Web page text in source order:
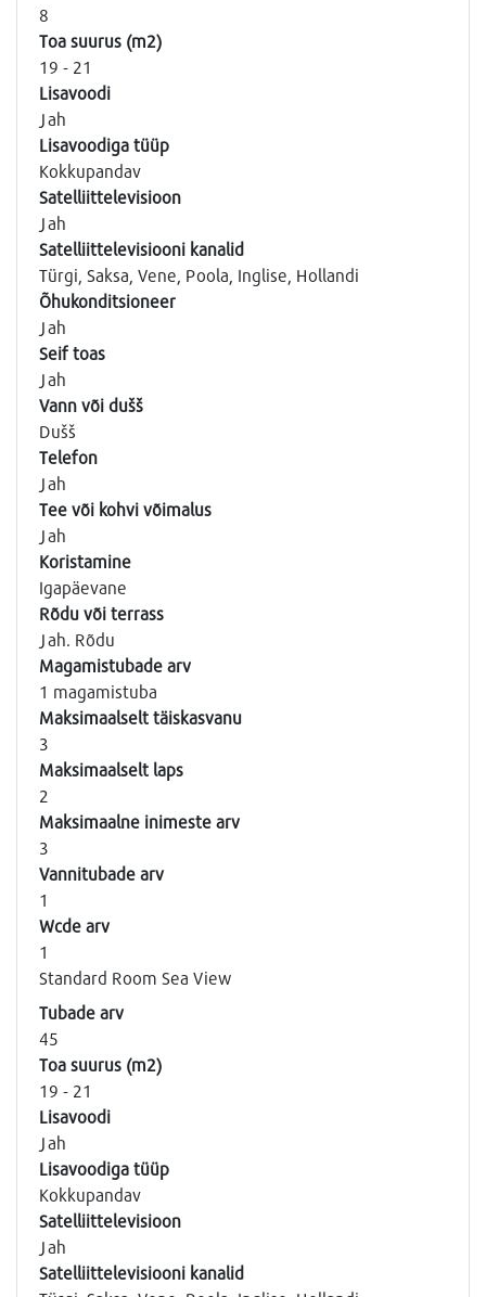
8
Toa suurus (m2)
19 - 21
Lisavoodi
Jah
Lisavoodiga tüüp
Kokkupandav
Satelliittelevisioon
Jah
Satelliittelevisiooni kanalid
Türgi, Saksa, Vene, Poola, Inglise, Hollandi
Õhukonditsioneer
Jah
Seif toas
Jah
Vann või dušš
Dušš
Telefon
Jah
Tee või kohvi võimalus
Jah
Koristamine
Igapäevane
Rõdu või terrass
Jah. Rõdu
Magamistubade arv
1 magamistuba
Maksimaalselt täiskasvanu
3
Maksimaalselt laps
2
Maksimaalne inimeste arv
3
Vannitubade arv
1
Wcde arv
1
Standard Room Sea View
Tubade arv
45
Toa suurus (m2)
19 - 21
Lisavoodi
Jah
Lisavoodiga tüüp
Kokkupandav
Satelliittelevisioon
Jah
Satelliittelevisiooni kanalid